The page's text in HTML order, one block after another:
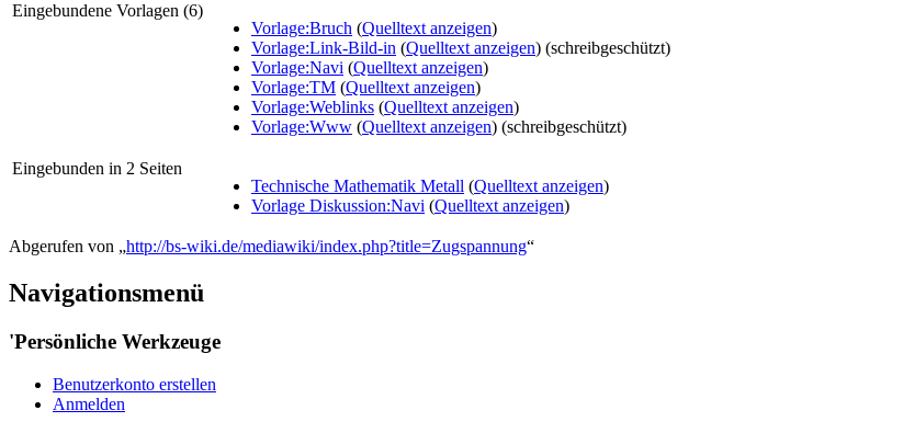
Eingebundene Vorlagen (6)
Vorlage:Bruch (Quelltext anzeigen)
Vorlage:Link-Bild-in (Quelltext anzeigen) (schreibgeschützt)
Vorlage:Navi (Quelltext anzeigen)
Vorlage:TM (Quelltext anzeigen)
Vorlage:Weblinks (Quelltext anzeigen)
Vorlage:Www (Quelltext anzeigen) (schreibgeschützt)
Eingebunden in 2 Seiten
Technische Mathematik Metall (Quelltext anzeigen)
Vorlage Diskussion:Navi (Quelltext anzeigen)
Abgerufen von „http://bs-wiki.de/mediawiki/index.php?title=Zugspannung“
Navigationsmenü
'Persönliche Werkzeuge
Benutzerkonto erstellen
Anmelden